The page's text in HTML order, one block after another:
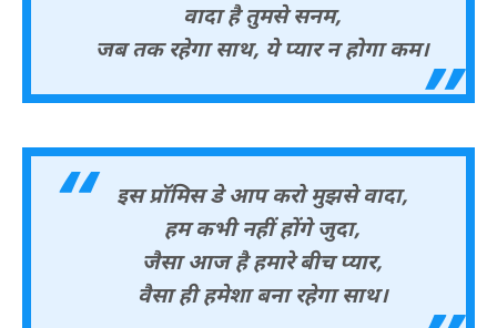
वादा है तुमसे सनम,
जब तक रहेगा साथ, ये प्यार न होगा कम।
इस प्रॉमिस डे आप करो मुझसे वादा,
हम कभी नहीं होंगे जुदा,
जैसा आज है हमारे बीच प्यार,
वैसा ही हमेशा बना रहेगा साथ।